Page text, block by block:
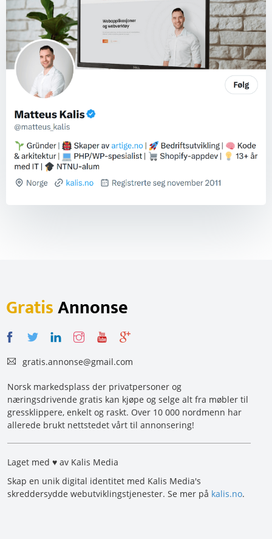
GratisAnnonse
gratis.annonse@gmail.com
Norsk markedsplass der privatpersoner og
næringsdrivende gratis kan kjøpe og selge alt fra møbler til
gressklippere, enkelt og raskt. Over 10 000 nordmenn har
allerede brukt nettstedet vårt til annonsering!
Laget med ♥ av Kalis Media
Skap en unik digital identitet med Kalis Media's
skreddersydde webutviklingstjenester. Se mer på kalis.no.